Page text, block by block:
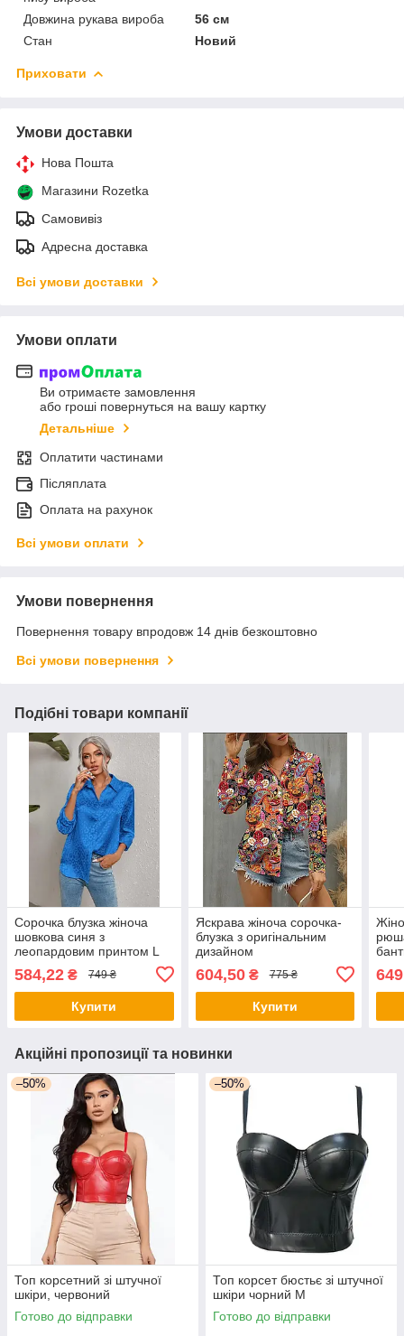
Довжина рукава вироба
56 см
Стан
Новий
Приховати
Умови доставки
Нова Пошта
Магазини Rozetka
Самовивіз
Адресна доставка
Всі умови доставки
Умови оплати
Ви отримаєте замовлення
або гроші повернуться на вашу картку
Детальніше
Оплатити частинами
Післяплата
Оплата на рахунок
Всі умови оплати
Умови повернення
Повернення товару впродовж 14 днів безкоштовно
Всі умови повернення
Подібні товари компанії
Сорочка блузка жіноча
шовкова синя з
леопардовим принтом L
584,22 ₴ 749 ₴
Купити
Яскрава жіноча сорочка-
блузка з оригінальним
дизайном
604,50₴ 775 ₴
Купити
649
Акційні пропозиції та новинки
–50%
Топ корсетний зі штучної
шкіри, червоний
Готово до відправки
–50%
Топ корсет бюстьє зі штучної
шкіри чорний М
Готово до відправки